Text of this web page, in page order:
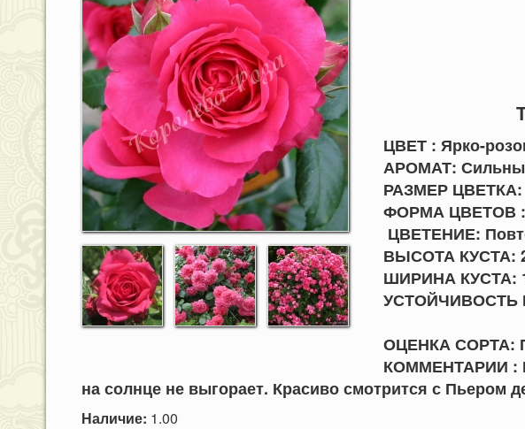
ЦВЕТ :
АРОМАТ:
РАЗМЕР ЦВЕТКА:
ФОРМА ЦВЕТОВ
ЦВЕТЕНИЕ:
ВЫСОТА КУСТА:
ШИРИНА КУСТА:
ОЦЕНКА СОРТА:
КОММЕНТАРИИ :
на солнце не выгорает. Красиво смотрится с Пьером
Наличие: 1.00